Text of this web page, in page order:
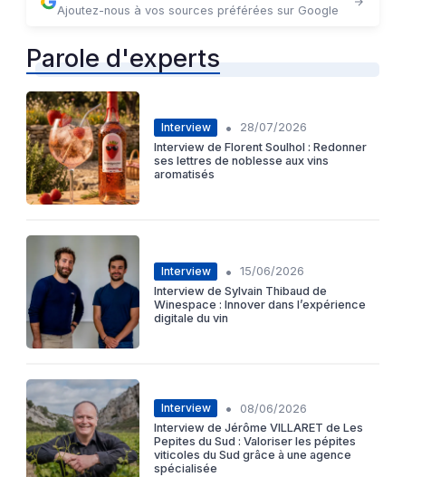
Ajoutez-nous à vos sources préférées sur Google
Parole d'experts
Interview •
28/07/2026
Interview de Florent Soulhol : Redonner
ses lettres de noblesse aux vins
aromatisés
Interview •
15/06/2026
Interview de Sylvain Thibaud de
Winespace : Innover dans l’expérience
digitale du vin
Interview •
08/06/2026
Interview de Jérôme VILLARET de Les
Pepites du Sud : Valoriser les pépites
viticoles du Sud grâce à une agence
spécialisée